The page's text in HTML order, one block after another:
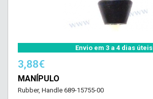
Envio em 3 a 4 dias úteis
3,88€
MANÍPULO
Rubber, Handle 689-15755-00